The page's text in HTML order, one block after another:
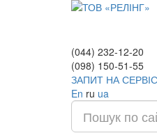
(044) 232-12-20
(098) 150-51-55
ЗАПИТ НА СЕРВІС
En ru ua